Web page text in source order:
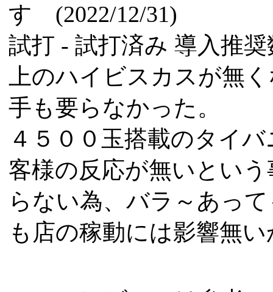
す (2022/12/31)
試打 - 試打済み 導入推
上のハイビスカスが無
手も要らなかった。
４５００玉搭載のタイ
客様の反応が無いとい
らない為、バラ～あっ
も店の稼動には影響無